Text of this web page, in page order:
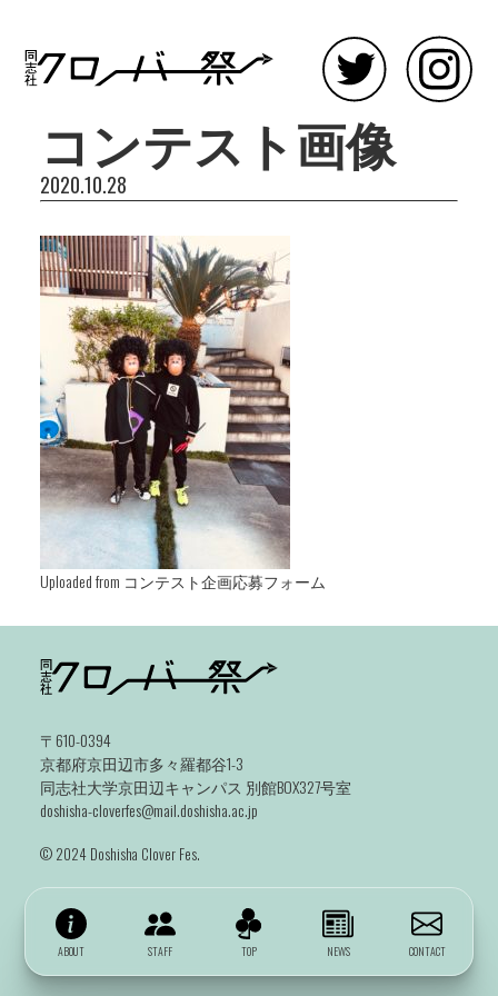
コンテスト画像
2020.10.28
Uploaded from コンテスト企画応募フォーム
ABOUT STAFF TOP NEWS CONTACT
〒610-0394
京都府京田辺市多々羅都谷1-3
同志社大学京田辺キャンパス 別館BOX327号室
doshisha-cloverfes@mail.doshisha.ac.jp
©️ 2024 Doshisha Clover Fes.